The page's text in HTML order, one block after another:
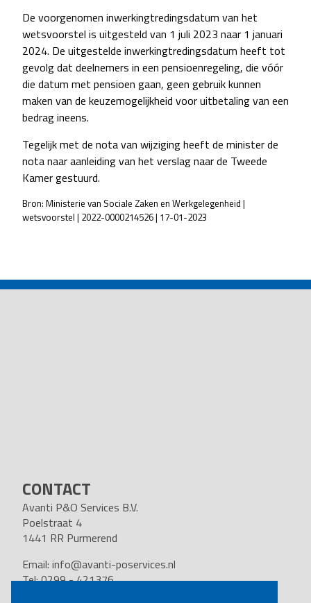
De voorgenomen inwerkingtredingsdatum van het
wetsvoorstel is uitgesteld van 1 juli 2023 naar 1 januari
2024. De uitgestelde inwerkingtredingsdatum heeft tot
gevolg dat deelnemers in een pensioenregeling, die vóór
die datum met pensioen gaan, geen gebruik kunnen
maken van de keuzemogelijkheid voor uitbetaling van een
bedrag ineens.
Tegelijk met de nota van wijziging heeft de minister de
nota naar aanleiding van het verslag naar de Tweede
Kamer gestuurd.
Bron: Ministerie van Sociale Zaken en Werkgelegenheid |
wetsvoorstel | 2022-0000214526 | 17-01-2023
NAVIGATION
CONTACT
Avanti P&O Services B.V.
Poelstraat 4
1441 RR Purmerend
Email: info@avanti-poservices.nl
Tel: 0299 - 421376